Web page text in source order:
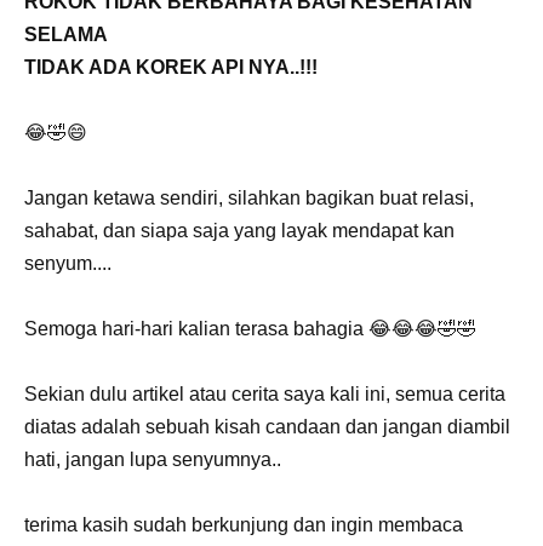
SELAMA​
​TIDAK ADA KOREK API NYA..!!!​
😂🤣😄
Jangan ketawa sendiri, silahkan bagikan buat relasi,
sahabat, dan siapa saja yang layak mendapat kan
senyum....
Semoga hari-hari kalian terasa bahagia 😂😂😂🤣🤣
Sekian dulu artikel atau cerita saya kali ini, semua cerita
diatas adalah sebuah kisah candaan dan jangan diambil
hati, jangan lupa senyumnya..
terima kasih sudah berkunjung dan ingin membaca